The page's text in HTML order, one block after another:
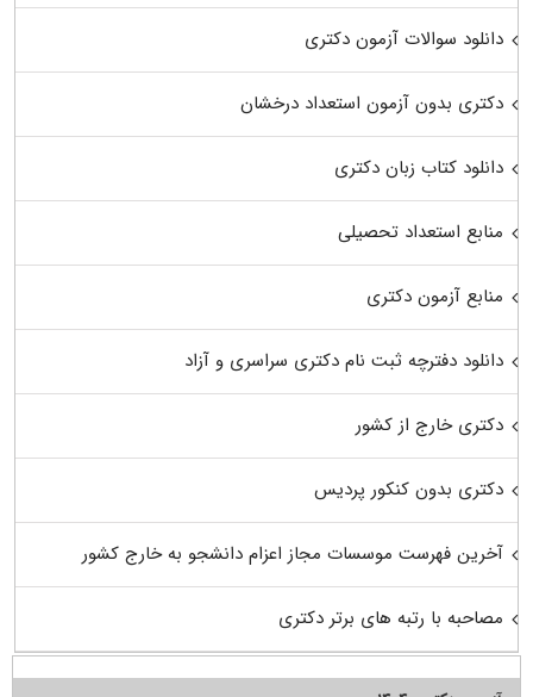
دانلود سوالات آزمون دکتری
دکتری بدون آزمون استعداد درخشان
دانلود کتاب زبان دکتری
منابع استعداد تحصیلی
منابع آزمون دکتری
دانلود دفترچه ثبت نام دکتری سراسری و آزاد
دکتری خارج از کشور
دکتری بدون کنکور پردیس
آخرین فهرست موسسات مجاز اعزام دانشجو به خارج کشور
مصاحبه با رتبه های برتر دکتری